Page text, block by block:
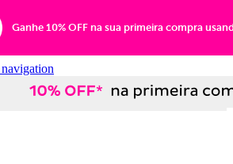
Ganhe 10% OFF na sua primeira compra